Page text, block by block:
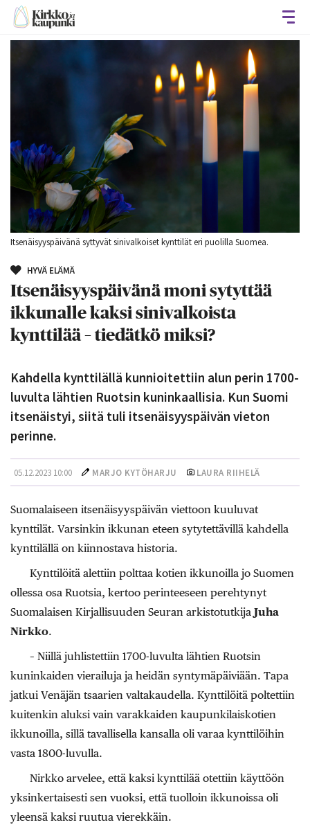
Itsenäisyyspäivänä syttyvät sinivalkoiset kynttilät eri puolilla Suomea.
HYVÄ ELÄMÄ
Itsenäisyyspäivänä moni sytyttää
ikkunalle kaksi sinivalkoista
kynttilää – tiedätkö miksi?
Kahdella kynttilällä kunnioitettiin alun perin 1700-
luvulta lähtien Ruotsin kuninkaallisia. Kun Suomi
itsenäistyi, siitä tuli itsenäisyyspäivän vieton
perinne.
05.12.2023 10:00 MARJO KYTÖHARJU LAURA RIIHELÄ
Suomalaiseen itsenäisyyspäivän viettoon kuuluvat
kynttilät. Varsinkin ­ikkunan eteen sytytettävillä kahdella
kynttilällä on kiinnostava historia.
Kynttilöitä alettiin polttaa kotien ikkunoilla jo Suomen
ollessa osa Ruotsia, kertoo perinteeseen perehtynyt
Suomalaisen Kirjallisuuden Seuran arkistotutkija Juha
Nirkko.
– Niillä juhlistettiin 1700-luvulta ­lähtien Ruotsin
kuninkaiden vierailuja ja heidän syntymäpäiviään. Tapa
jatkui Venäjän tsaarien valtakaudella. Kynttilöitä poltettiin
kuitenkin ­aluksi vain varakkaiden kaupunkilaiskotien
ikkunoilla, sillä tavallisella kansalla oli varaa kynttilöihin
vasta 1800-luvulla.
Nirkko arvelee, että kaksi kynttilää otettiin käyttöön
yksinkertaisesti sen vuoksi, että tuolloin ikkunoissa oli
yleensä kaksi ruutua vierekkäin.